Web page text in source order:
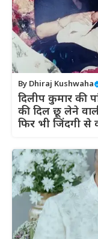
By Dhiraj Kushwaha
दिलीप कुमार की
की दिल छू लेने
फिर भी जिंदगी से